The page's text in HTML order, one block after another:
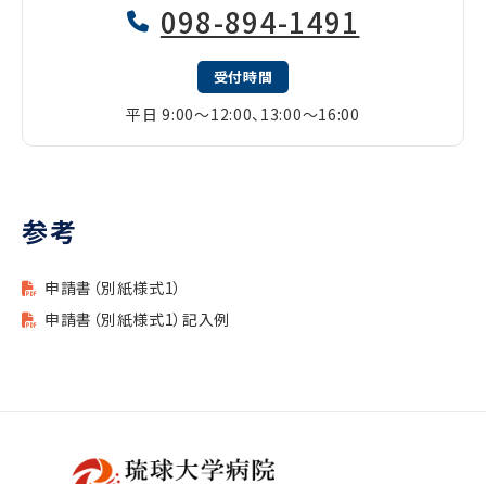
098-894-1491
受付時間
平日 9:00〜12:00、13:00〜16:00
参考
申請書（別紙様式1）
申請書（別紙様式1）記入例